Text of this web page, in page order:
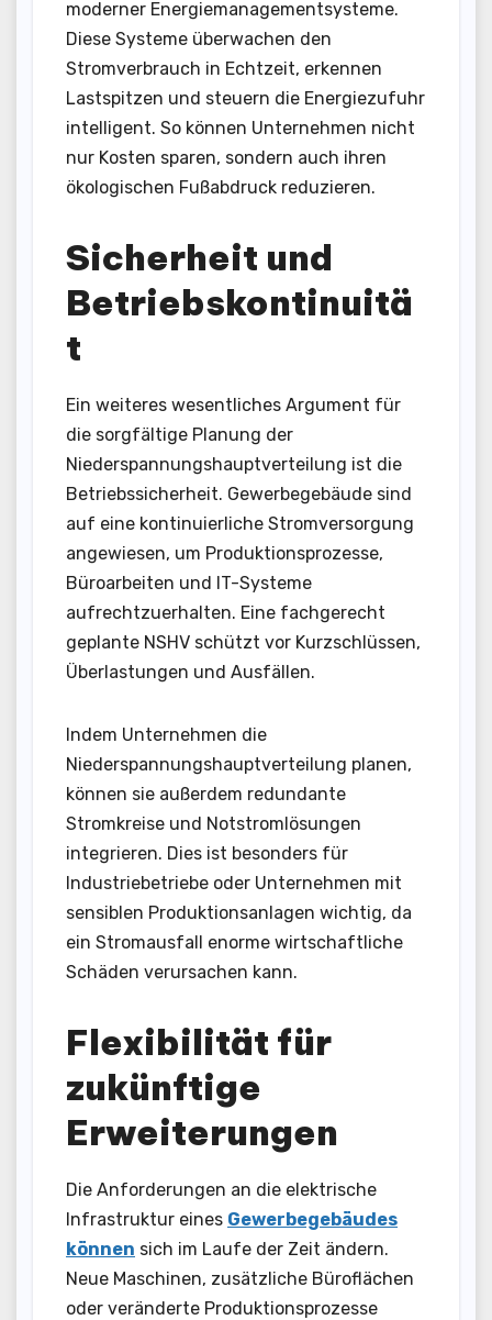
moderner Energiemanagementsysteme.
Diese Systeme überwachen den
Stromverbrauch in Echtzeit, erkennen
Lastspitzen und steuern die Energiezufuhr
intelligent. So können Unternehmen nicht
nur Kosten sparen, sondern auch ihren
ökologischen Fußabdruck reduzieren.
Sicherheit und
Betriebskontinuitä
t
Ein weiteres wesentliches Argument für
die sorgfältige Planung der
Niederspannungshauptverteilung ist die
Betriebssicherheit. Gewerbegebäude sind
auf eine kontinuierliche Stromversorgung
angewiesen, um Produktionsprozesse,
Büroarbeiten und IT-Systeme
aufrechtzuerhalten. Eine fachgerecht
geplante NSHV schützt vor Kurzschlüssen,
Überlastungen und Ausfällen.
Indem Unternehmen die
Niederspannungshauptverteilung planen,
können sie außerdem redundante
Stromkreise und Notstromlösungen
integrieren. Dies ist besonders für
Industriebetriebe oder Unternehmen mit
sensiblen Produktionsanlagen wichtig, da
ein Stromausfall enorme wirtschaftliche
Schäden verursachen kann.
Flexibilität für
zukünftige
Erweiterungen
Die Anforderungen an die elektrische
Infrastruktur eines Gewerbegebäudes
können sich im Laufe der Zeit ändern.
Neue Maschinen, zusätzliche Büroflächen
oder veränderte Produktionsprozesse